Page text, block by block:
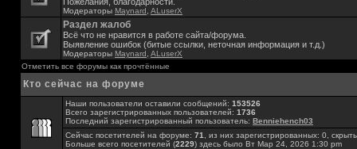
Модераторы Maynard ALuserX
Раздел жалоб
Всё что не нравится в работе сайта/форума.
Выявление ошибок (битые ссылки, неточная информация и т.д.)
Модераторы Maynard ALuserX
Отметить все форумы как прочтённые
Кто сейчас на форуме
Наши пользователи оставили сообщений: 153526
Всего зарегистрированных пользователей: 1736
Последний зарегистрированный пользователь: Benniehench03
Сейчас посетителей на форуме: 71
, из них зарегистрированных: 0,
Больше всего посетителей (2229) здесь было Вт Мар 24, 2026 1:30 pm